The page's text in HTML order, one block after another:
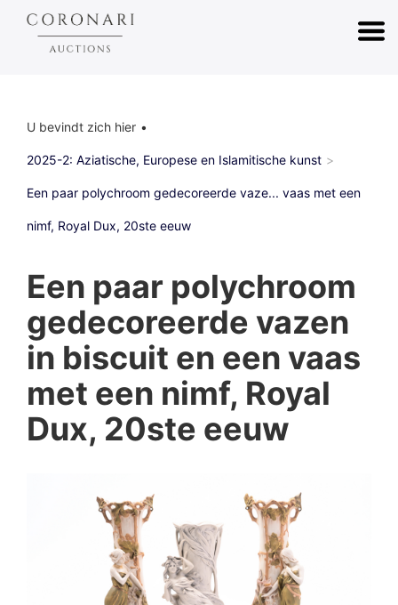
U bevindt zich hier
2025-2: Aziatische, Europese en Islamitische kunst
Een paar polychroom gedecoreerde vaze... vaas met een
nimf, Royal Dux, 20ste eeuw
Een paar polychroom
gedecoreerde vazen
in biscuit en een vaas
met een nimf, Royal
Dux, 20ste eeuw